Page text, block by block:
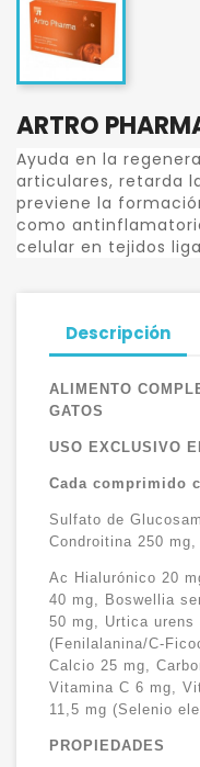
ARTRO
Ayuda en la
articulares, retarda
previene la
como
celular en tejidos
Descripción
ALIMENTO
GATOS
USO EXCLUSIVO
Cada comprimido
Sulfato de
Condroitina 250
Ac Hialurónico 20
40 mg, Boswellia
50 mg, Urtica urens
(Fenilalanina/C-
Calcio 25 mg,
Vitamina C 6 mg,
11,5 mg (Selenio
PROPIEDADES